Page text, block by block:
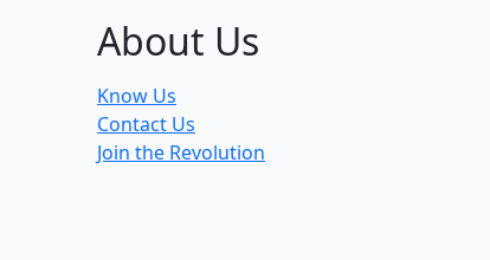
About Us
Know Us
Contact Us
Join the Revolution